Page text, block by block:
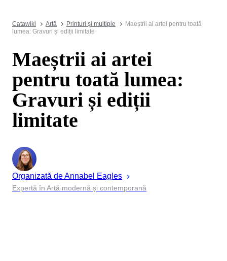
Catawiki Artă Printuri și multiple
Maeștrii ai artei pentru toată
lumea: Gravuri și ediții limitate
Maeștrii ai artei
pentru toată lumea:
Gravuri și ediții
limitate
Organizată deAnnabel Eagles
Expertă în Artă modernă și contemporană